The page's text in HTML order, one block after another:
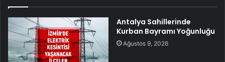
Antalya Sahillerinde
Kurban Bayramı Yoğunluğu
Ağustos 9, 2026